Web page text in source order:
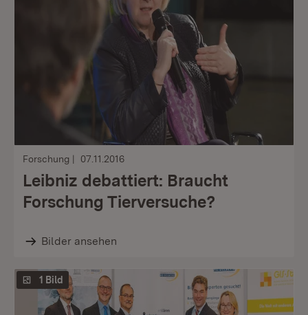
Forschung 07.11.2016
Leibniz debattiert: Braucht
Forschung Tierversuche?
Bilder ansehen
1 Bild